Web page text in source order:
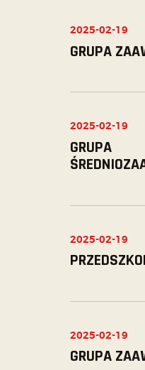
2025-02-19
GRUPA
2025-02-19
GRUPA
2025-02-19
2025-02-19
GRUPA